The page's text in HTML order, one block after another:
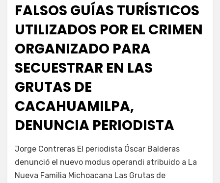
FALSOS GUÍAS TURÍSTICOS
UTILIZADOS POR EL CRIMEN
ORGANIZADO PARA
SECUESTRAR EN LAS
GRUTAS DE
CACAHUAMILPA,
DENUNCIA PERIODISTA
Fernando Miranda Servín
Jorge Contreras El periodista Óscar Balderas
denunció el nuevo modus operandi atribuido a La
Nueva Familia Michoacana Las Grutas de